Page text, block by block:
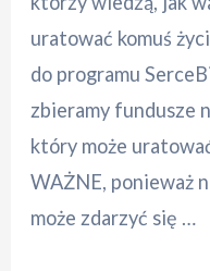
uratować komuś
do programu
zbieramy fundusze
który może
WAŻNE, ponieważ
może zdarzyć się …